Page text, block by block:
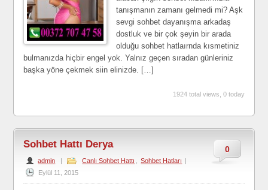
tanışmanın zamanı gelmedi mi? Aşk
sevgi sohbet dayanışma arkadaş
dostluk ve bir çok şeyin bir arada
olduğu sohbet hatlaırnda kısmetiniz
bulmanızda hiçbir engel yok. Yalnız geçen sıradan günleriniz
başka yöne çekmek siin elinizde. […]
1924 total views, 0 today
0
Sohbet Hattı Derya
admin | Canlı Sohbet Hattı Sohbet Hatları |
Eylül 11, 2015